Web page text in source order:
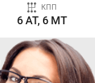
КПП
6 AT, 6 MT